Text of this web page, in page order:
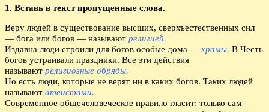
1. Вставь в текст пропущенные слова.
Веру людей в существование высших, сверхъестественных сил
— бога или богов — называют религией.
Издавна люди строили для богов особые дома — храмы. В Честь
богов устраивали праздники. Все эти действия
называют религиозные обряды.
Но есть люди, которые не верят ни в каких богов. Таких людей
называют атеистами.
Современное общечеловеческое правило гласит: только сам